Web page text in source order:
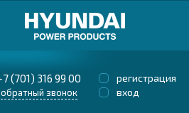
(701) 316 99 00
обратный звонок
регистрация
вход